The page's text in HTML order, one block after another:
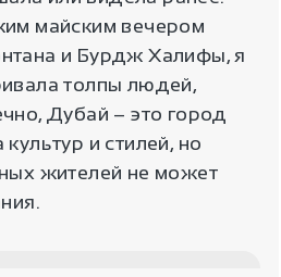
майским вечером
и Бурдж Халифы, я
толпы людей,
Дубай – это город
и стилей, но
жителей не может